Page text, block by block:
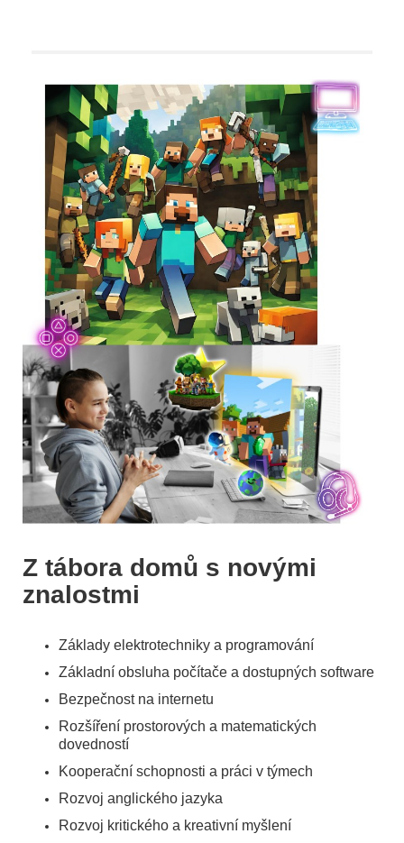
Z tábora domů s novými
znalostmi
Základy elektrotechniky a programování
Základní obsluha počítače a dostupných software
Bezpečnost na internetu
Rozšíření prostorových a matematických
dovedností
Kooperační schopnosti a práci v týmech
Rozvoj anglického jazyka
Rozvoj kritického a kreativní myšlení